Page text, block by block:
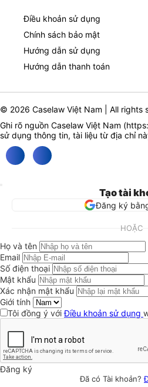
Điều khoản sử dụng
Chính sách bảo mật
Hướng dẫn sử dụng
Hướng dẫn thanh toán
© 2026 Caselaw Việt Nam | All rights
Ghi rõ nguồn Caselaw Việt Nam (
sử dụng thông tin, tài liệu từ địa chỉ
Tạo tài
Đăng ký
HOẶC
Họ và tên
Email
Số điện thoại
Mật khẩu
Xác nhận mật khẩu
Giới tính
Tôi đồng ý vớiĐiều khoản sử dụng
Đăng ký
Đã có Tài khoản?